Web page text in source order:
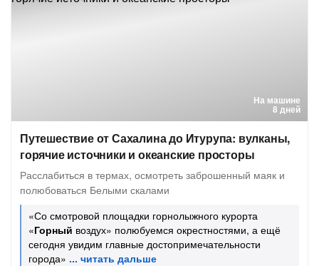
На машине
8 дней
Путешествие от Сахалина до Итурупа: вулканы,
горячие источники и океанские просторы
Расслабиться в термах, осмотреть заброшенный маяк и
полюбоваться Белыми скалами
«Со смотровой площадки горнолыжного курорта
«Горный воздух» полюбуемся окрестностями, а ещё
сегодня увидим главные достопримечательности
города»